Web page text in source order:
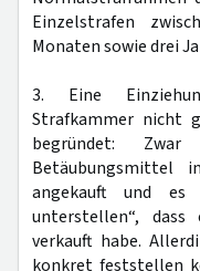
Einzelstrafen
Monaten sowie drei
3. Eine
Strafkammer nicht
begründet:
Betäubungsmittel
angekauft und
unterstellen“, dass
verkauft habe.
konkret feststellen